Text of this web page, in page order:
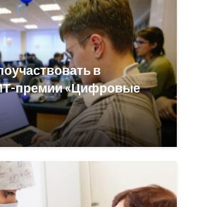
в
премии «Цифровые